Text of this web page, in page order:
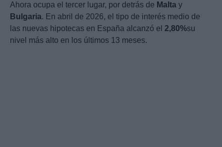
Ahora ocupa el tercer lugar, por detrás de Malta y
Bulgaria. En abril de 2026, el tipo de interés medio de
las nuevas hipotecas en España alcanzó el 2,80%su
nivel más alto en los últimos 13 meses.